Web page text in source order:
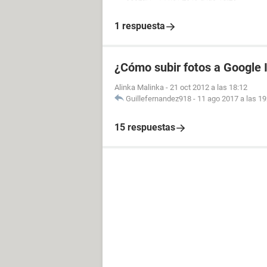
1 respuesta
¿Cómo subir fotos a Google
Alinka Malinka - 21 oct 2012 a las 18:12
Guillefernandez918 - 11 ago 2017 a las
15 respuestas